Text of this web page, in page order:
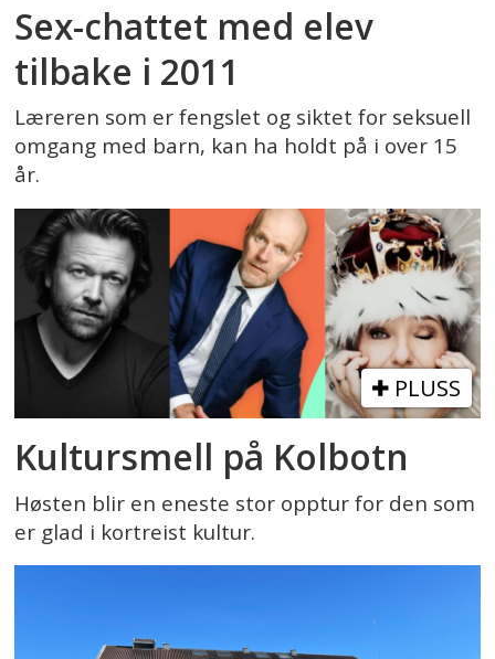
Sex-chattet med elev
tilbake i 2011
Læreren som er fengslet og siktet for seksuell
omgang med barn, kan ha holdt på i over 15
år.
PLUSS
Kultursmell på Kolbotn
Høsten blir en eneste stor opptur for den som
er glad i kortreist kultur.